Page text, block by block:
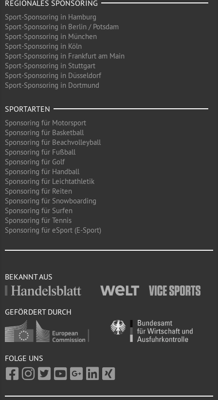
REGIONALES SPONSORING
Sport-Sponsoring in Hamburg
Sport-Sponsoring in Berlin / Potsdam
Sport-Sponsoring in München
Sport-Sponsoring in Köln
Sport-Sponsoring in Frankfurt am Main
Sport-Sponsoring in Stuttgart
Sport-Sponsoring in Düsseldorf
Sport-Sponsoring in Dortmund
SPORTARTEN
Sponsoring für Motorsport
Sponsoring für Basketball
Sponsoring für Beachvolleyball
Sponsoring für Fußball
Sponsoring für Golf
Sponsoring für Handball
Sponsoring für Leichtathletik
Sponsoring für Reiten
Sponsoring für Snowboarding
Sponsoring für Surfen
Sponsoring für Tennis
Sponsoring für eSport (E-Sport)
BEKANNT AUS
GEFÖRDERT DURCH
FOLGE UNS